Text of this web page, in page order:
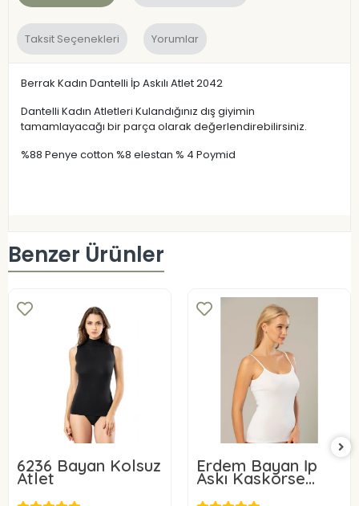
Taksit Seçenekleri Yorumlar
Berrak Kadın Dantelli İp Askılı Atlet 2042
Dantelli Kadın Atletleri Kulandığınız dış giyimin
tamamlayacağı bir parça olarak değerlendirebilirsiniz.
%88 Penye cotton %8 elestan % 4 Poymid
Benzer Ürünler
6236 Bayan Kolsuz
Atlet
Erdem Bayan İp
Askı Kaskorse
Atlet 2153